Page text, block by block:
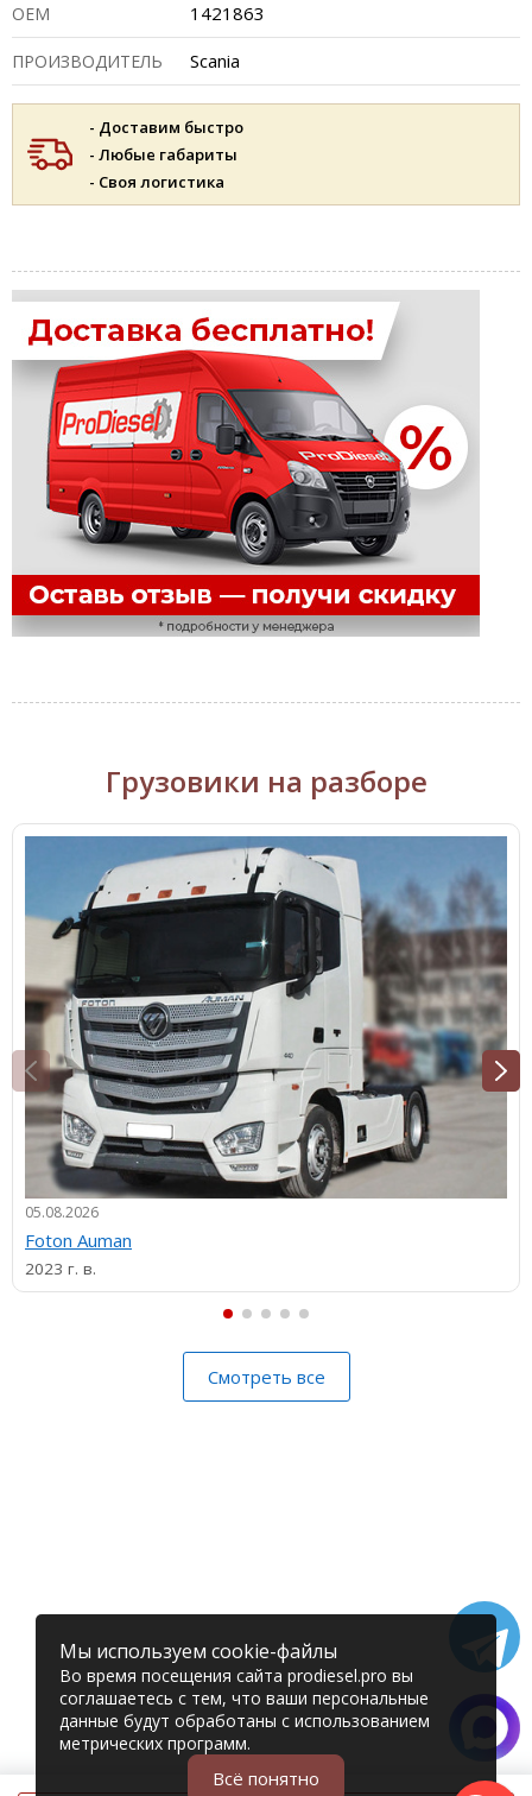
ОЕМ 1421863
ПРОИЗВОДИТЕЛЬ Scania
- Доставим быстро
- Любые габариты
- Своя логистика
Грузовики на разборе
05.08.2026
Foton Auman
2023 г. в.
Смотреть все
Мы используем cookie-файлы
Во время посещения сайта prodiesel.pro вы
соглашаетесь с тем, что ваши персональные
данные будут обработаны с использованием
метрических программ.
Всё понятно